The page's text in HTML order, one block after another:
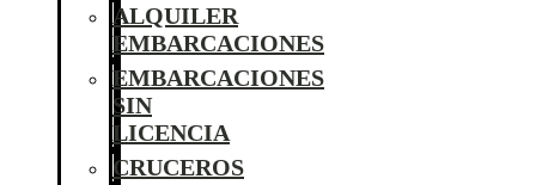
ALQUILER
EMBARCACIONES
EMBARCACIONES
SIN
LICENCIA
CRUCEROS